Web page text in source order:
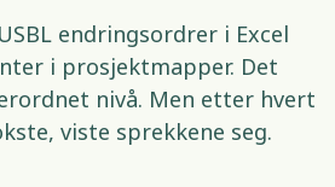
endringsordrer i Excel
i prosjektmapper. Det
nivå. Men etter hvert
viste sprekkene seg.